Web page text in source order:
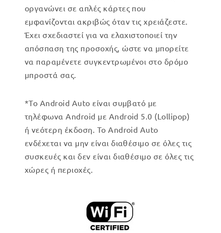
οργανώνει σε απλές κάρτες που
εμφανίζονται ακριβώς όταν τις χρειάζεστε.
Έχει σχεδιαστεί για να ελαχιστοποιεί την
απόσπαση της προσοχής, ώστε να μπορείτε
να παραμένετε συγκεντρωμένοι στο δρόμο
μπροστά σας.
*Το Android Auto είναι συμβατό με
τηλέφωνα Android με Android 5.0 (Lollipop)
ή νεότερη έκδοση. Το Android Auto
ενδέχεται να μην είναι διαθέσιμο σε όλες τις
συσκευές και δεν είναι διαθέσιμο σε όλες τις
χώρες ή περιοχές.